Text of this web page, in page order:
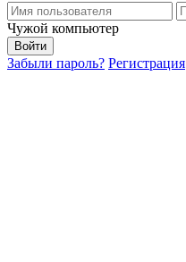
Чужой компьютер
Забыли пароль? Регистрация